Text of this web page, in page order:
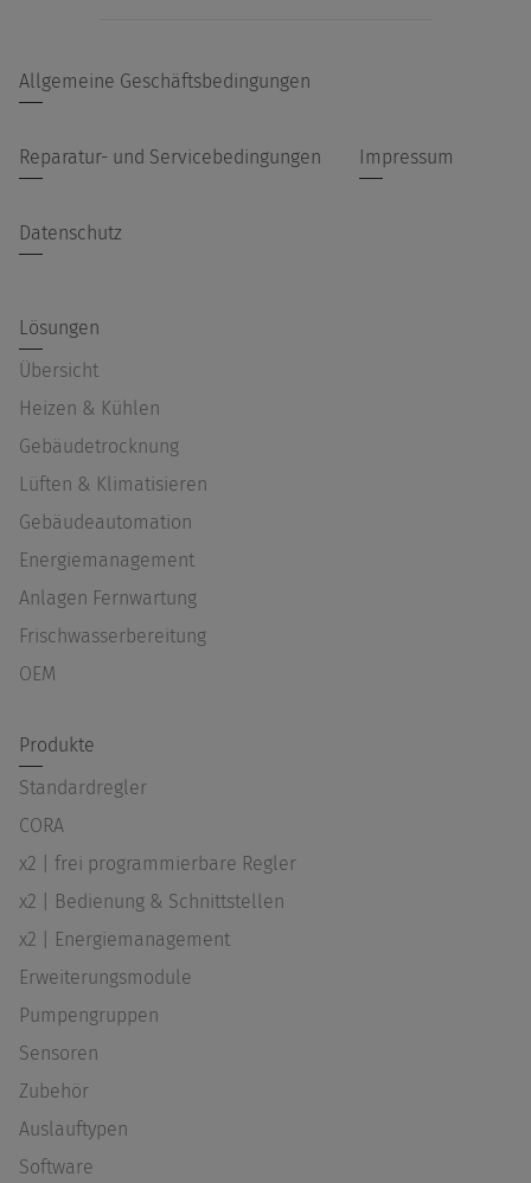
Allgemeine Geschäftsbedingungen
Reparatur- und Servicebedingungen Impressum
Datenschutz
Lösungen
Übersicht
Heizen & Kühlen
Gebäudetrocknung
Lüften & Klimatisieren
Gebäudeautomation
Energiemanagement
Anlagen Fernwartung
Frischwasserbereitung
OEM
Produkte
Standardregler
CORA
x2 | frei programmierbare Regler
x2 | Bedienung & Schnittstellen
x2 | Energiemanagement
Erweiterungsmodule
Pumpengruppen
Sensoren
Zubehör
Auslauftypen
Software